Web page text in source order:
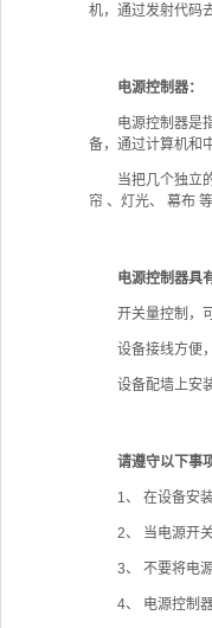
机，通过发射代码
电源控制器：
电源控制器是指
备，通过计算机和
当把几个独立的
帘 、灯光、 幕布
电源控制器具
开关量控制，可
设备接线方便，
设备配墙上安装
请遵守以下事项
1、 在设备安装
2、 当电源开关
3、 不要将电源
4、 电源控制器